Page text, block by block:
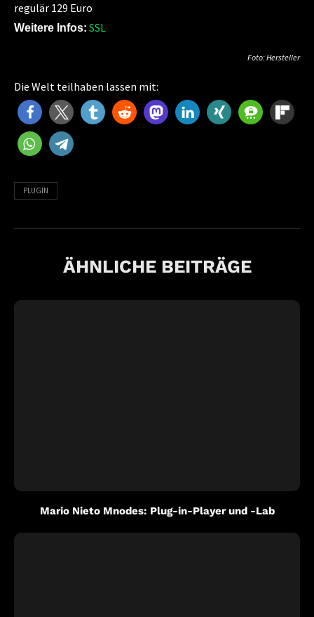
regulär 129 Euro
Weitere Infos: SSL
Foto: Hersteller
Die Welt teilhaben lassen mit:
PLUGIN
ÄHNLICHE BEITRÄGE
Mario Nieto Mnodes: Plug-in-Player und -Lab